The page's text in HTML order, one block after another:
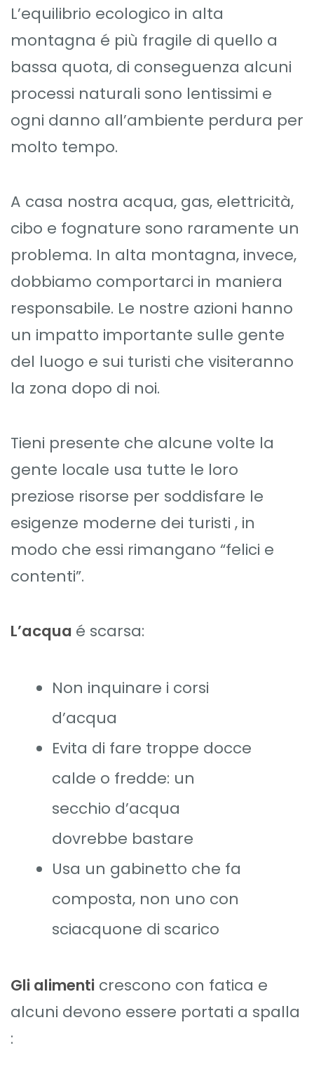
L’equilibrio ecologico in alta
montagna é più fragile di quello a
bassa quota, di conseguenza alcuni
processi naturali sono lentissimi e
ogni danno all’ambiente perdura per
molto tempo.
A casa nostra acqua, gas, elettricità,
cibo e fognature sono raramente un
problema. In alta montagna, invece,
dobbiamo comportarci in maniera
responsabile. Le nostre azioni hanno
un impatto importante sulle gente
del luogo e sui turisti che visiteranno
la zona dopo di noi.
Tieni presente che alcune volte la
gente locale usa tutte le loro
preziose risorse per soddisfare le
esigenze moderne dei turisti , in
modo che essi rimangano “felici e
contenti”.
L’acqua é scarsa:
Non inquinare i corsi
d’acqua
Evita di fare troppe docce
calde o fredde: un
secchio d’acqua
dovrebbe bastare
Usa un gabinetto che fa
composta, non uno con
sciacquone di scarico
Gli alimenti crescono con fatica e
alcuni devono essere portati a spalla
: